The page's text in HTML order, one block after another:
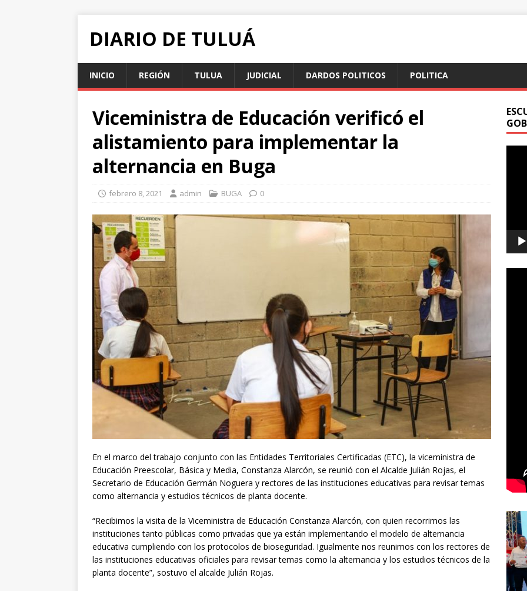
DIARIO DE TULUÁ
INICIO REGIÓN TULUA JUDICIAL DARDOS POLITICOS POLITICA
Viceministra de Educación verificó el
alistamiento para implementar la
alternancia en Buga
febrero 8, 2021 admin BUGA 0
En el marco del trabajo conjunto con las Entidades Territoriales Certificadas (ETC), la viceministra de
Educación Preescolar, Básica y Media, Constanza Alarcón, se reunió con el Alcalde Julián Rojas, el
Secretario de Educación Germán Noguera y rectores de las instituciones educativas para revisar temas
como alternancia y estudios técnicos de planta docente.
“Recibimos la visita de la Viceministra de Educación Constanza Alarcón, con quien recorrimos las
instituciones tanto públicas como privadas que ya están implementando el modelo de alternancia
educativa cumpliendo con los protocolos de bioseguridad. Igualmente nos reunimos con los rectores de
las instituciones educativas oficiales para revisar temas como la alternancia y los estudios técnicos de la
planta docente”, sostuvo el alcalde Julián Rojas.